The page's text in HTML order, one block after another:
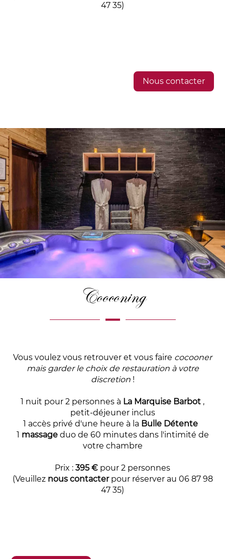
47 35)
Nous contacter
Cooconing
Vous voulez vous retrouver et vous faire cocooner
mais garder le choix de restauration à votre
discretion!
1 nuit pour 2 personnes à La Marquise Barbot ,
petit-déjeuner inclus
1 accès privé d'une heure à la Bulle Détente
1 massageduo de 60 minutes dans l'intimité de
votre chambre
Prix : 395 € pour 2 personnes
(Veuillez nous contacterpour réserver au 06 87 98
47 35)